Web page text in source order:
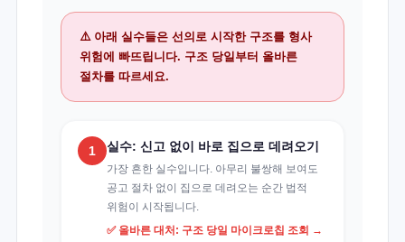
⚠️ 아래 실수들은 선의로 시작한 구조를 형사
위험에 빠뜨립니다. 구조 당일부터 올바른
절차를 따르세요.
1 실수: 신고 없이 바로 집으로 데려오기
가장 흔한 실수입니다. 아무리 불쌍해 보여도
공고 절차 없이 집으로 데려오는 순간 법적
위험이 시작됩니다.
✅ 올바른 대처: 구조 당일 마이크로칩 조회 →